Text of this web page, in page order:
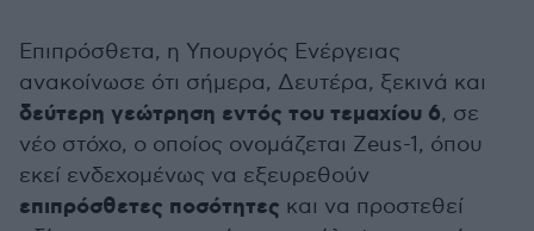
Επιπρόσθετα, η Υπουργός Ενέργειας
ανακοίνωσε ότι σήμερα, Δευτέρα, ξεκινά και
δεύτερη γεώτρηση εντός του τεμαχίου 6, σε
νέο στόχο, ο οποίος ονομάζεται Zeus-1, όπου
εκεί ενδεχομένως να εξευρεθούν
επιπρόσθετες ποσότητες και να προστεθεί